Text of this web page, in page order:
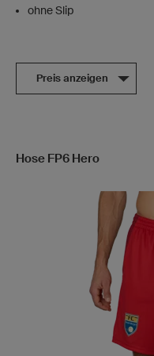
ohne Slip
Preis anzeigen
Hose FP6 Hero